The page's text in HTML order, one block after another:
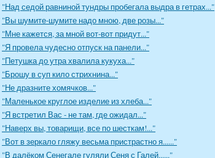
"Над седой равниной тундры пробегала выдра в гетрах..."
"Вы шумите-шумите надо мною, две розы..."
"Мне кажется, за мной вот-вот придут..."
"Я провела чудесно отпуск на панели..."
"Петушка до утра хвалила кукуха..."
"Брошу в суп кило стрихнина..."
"Не дразните хомячков..."
"Маленькое круглое изделие из хлеба..."
"Я встретил Вас - не там, где ожидал..."
"Наверх вы, товарищи, все по шесткам!..."
"Вот в зеркало гляжу весьма пристрастно я......"
"В далёком Сенегале гуляли Сеня с Галей......"